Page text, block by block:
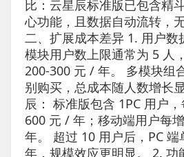
比：云星辰标准版已包含精
心功能，且数据自动流转，
二、扩展成本差异 1. 用户数
模块用户数上限通常为 5 人
200-300 元 / 年。 多模块组
别购买，总成本随人数增长
辰： 标准版包含 1PC 用户
600 元 / 年；移动端用户每
年。 超过 10 用户后，PC
年，规模效应更明显。 2. 功